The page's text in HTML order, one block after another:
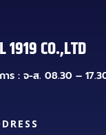
1919 CO.,LTD
าร : จ-ส. 08.30 –